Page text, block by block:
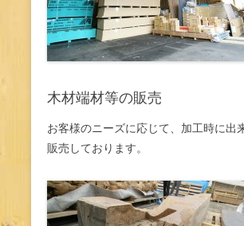
木材端材等の販売
お客様のニーズに応じて、加工時に出
販売しております。